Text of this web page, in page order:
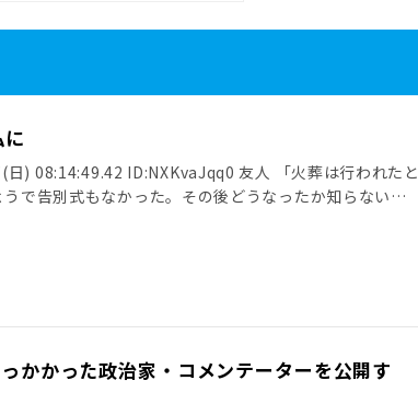
) 08:14:49.42 ID:NXKvaJqq0 友人 「火葬は行われたと
で告別式もなかった。その後どうなったか知らない」
かかった政治家・コメンテーターを公開す